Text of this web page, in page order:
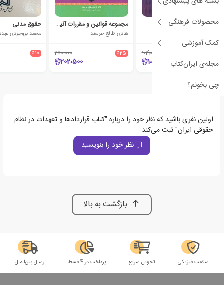
محصولات فرهنگی
کمک آموزشی
مجله‌ی ایران‌کتاب
چی بخونم؟
قانون مدنی
1،190،000
1،071،000
مجموعه قوانین و مقررات آئین دادرسی دادگاه‌های عمومی و انقلاب در امور مدنی
هادی طالع خرسند
٪25 270،000
202،500
حقوق مدنی
محمد بروجردی
٪10
اولین نفری باشید که نظر خود را درباره "کتاب قراردادها و تعهدات در نظام
حقوقی ایران" ثبت می‌کند
نظر خود را بنویسید
بازگشت به بالا
سلامت فیزیکی تحویل سریع پرداخت در 4 قسط ارسال بین‌الملل